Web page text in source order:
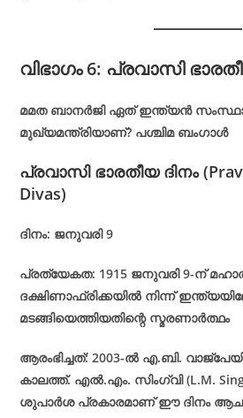
വിഭാഗം 6: പ്രവാസി
മമത ബാനർജി ഏത് ഇന്ത്യൻ
മുഖ്യമന്ത്രിയാണ്? പശ്ചിമ ബംഗാൾ
പ്രവാസി ഭാരതീയ ദിനം
Divas)
ദിനം: ജനുവരി 9
പ്രത്യേകത: 1915 ജനുവരി 9-ന്
ദക്ഷിണാഫ്രിക്കയിൽ നിന്ന്
മടങ്ങിയെത്തിയതിന്റെ സ്മരണാർത്ഥം
ആരംഭിച്ചത്: 2003-ൽ എ.ബി.
കാലത്ത്. എൽ.എം. സിംഗ്‌വി (L.M.
ശുപാർശ പ്രകാരമാണ് ഈ ദിനം